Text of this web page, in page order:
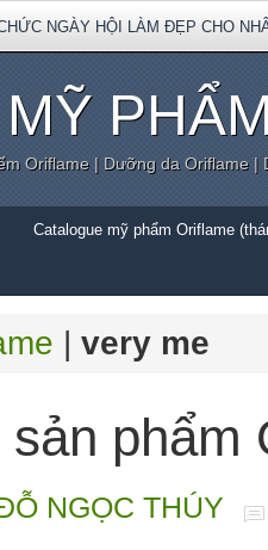
NGÀY HỘI LÀM ĐẸP CHO
MỸ
Oriflame | Dưỡng da Oriflame
Catalogue mỹ phẩm Oriflame
| very me
phẩm
NGỌC THÚY